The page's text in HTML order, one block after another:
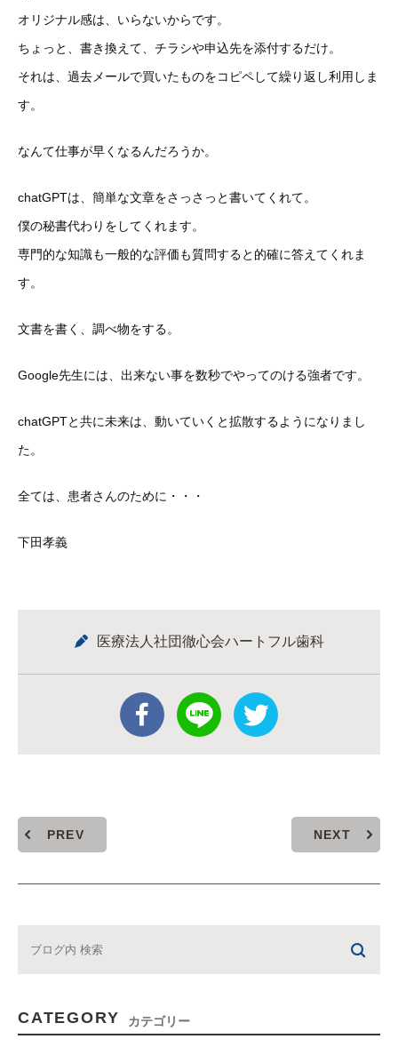
オリジナル感は、いらないからです。
ちょっと、書き換えて、チラシや申込先を添付するだけ。
それは、過去メールで買いたものをコピペして繰り返し利用しま
す。
なんて仕事が早くなるんだろうか。
chatGPTは、簡単な文章をさっさっと書いてくれて。
僕の秘書代わりをしてくれます。
専門的な知識も一般的な評価も質問すると的確に答えてくれま
す。
文書を書く、調べ物をする。
Google先生には、出来ない事を数秒でやってのける強者です。
chatGPTと共に未来は、動いていくと拡散するようになりま し
た。
全ては、患者さんのために・・・
下田孝義
医療法人社団徹心会ハートフル歯科
PREV NEXT
CATEGORY カテゴリー